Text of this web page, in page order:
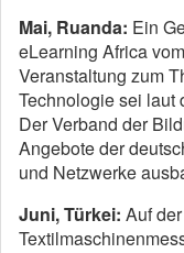
Mai, Ruanda: Ein
eLearning Africa
Veranstaltung zum
Technologie sei laut
Der Verband der
Angebote der
und Netzwerke
Juni, Türkei: Auf